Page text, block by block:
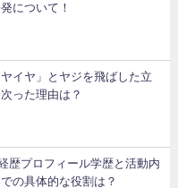
について！
イヤ」とヤジを飛ばした立
った理由は？
歴プロフィール学歴と活動内
の具体的な役割は？